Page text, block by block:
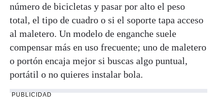
número de bicicletas y pasar por alto el peso
total, el tipo de cuadro o si el soporte tapa acceso
al maletero. Un modelo de enganche suele
compensar más en uso frecuente; uno de maletero
o portón encaja mejor si buscas algo puntual,
portátil o no quieres instalar bola.
PUBLICIDAD